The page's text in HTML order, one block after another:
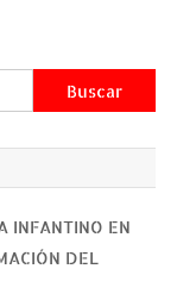
Buscar:
INFANTINO EN
DEL